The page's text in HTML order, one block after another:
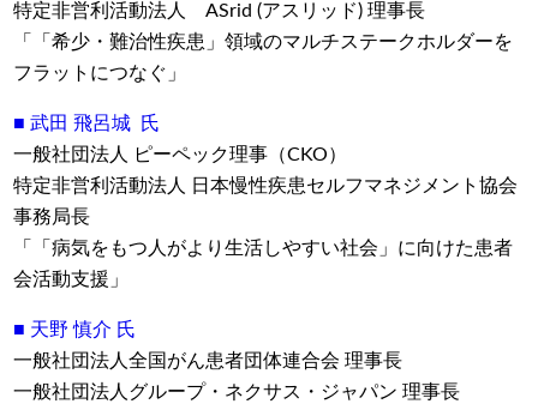
特定非営利活動法人 ASrid (アスリッド) 理事長
「「希少・難治性疾患」領域のマルチステークホルダーを
フラットにつなぐ」
■ 武田 飛呂城 氏
一般社団法人 ピーペック理事（CKO）
特定非営利活動法人 日本慢性疾患セルフマネジメント協会
事務局長
「「病気をもつ人がより生活しやすい社会」に向けた患者
会活動支援」
■ 天野 慎介 氏
一般社団法人全国がん患者団体連合会 理事長
一般社団法人グループ・ネクサス・ジャパン 理事長